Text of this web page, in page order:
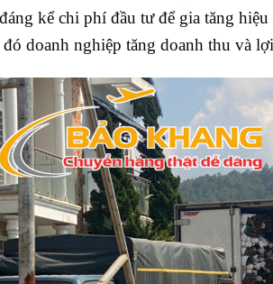
kể chi phí đầu tư để gia tăng
doanh nghiệp tăng doanh thu và